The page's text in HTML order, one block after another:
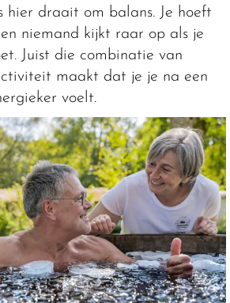
hier draait om balans. Je hoeft
niemand kijkt raar op als je
Juist die combinatie van
maakt dat je je na een
voelt.